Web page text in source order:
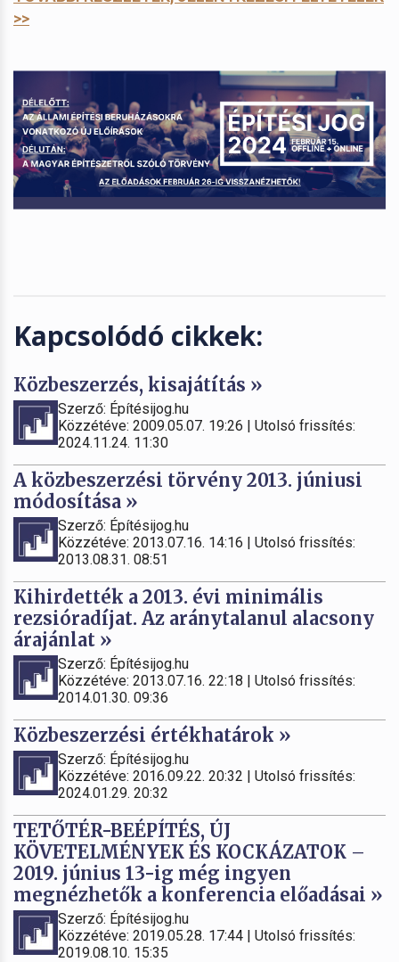
>>
Kapcsolódó cikkek:
Közbeszerzés, kisajátítás »
Szerző: Építésijog.hu
Közzétéve: 2009.05.07. 19:26 | Utolsó frissítés:
2024.11.24. 11:30
A közbeszerzési törvény 2013. júniusi
módosítása »
Szerző: Építésijog.hu
Közzétéve: 2013.07.16. 14:16 | Utolsó frissítés:
2013.08.31. 08:51
Kihirdették a 2013. évi minimális
rezsióradíjat. Az aránytalanul alacsony
árajánlat »
Szerző: Építésijog.hu
Közzétéve: 2013.07.16. 22:18 | Utolsó frissítés:
2014.01.30. 09:36
Közbeszerzési értékhatárok »
Szerző: Építésijog.hu
Közzétéve: 2016.09.22. 20:32 | Utolsó frissítés:
2024.01.29. 20:32
TETŐTÉR-BEÉPÍTÉS, ÚJ
KÖVETELMÉNYEK ÉS KOCKÁZATOK –
2019. június 13-ig még ingyen
megnézhetők a konferencia előadásai »
Szerző: Építésijog.hu
Közzétéve: 2019.05.28. 17:44 | Utolsó frissítés:
2019.08.10. 15:35